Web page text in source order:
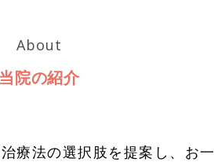
About
当院の紹介
療法の選択肢を提案し、お一